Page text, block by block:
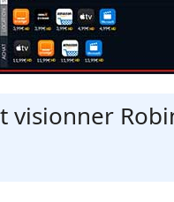
visionner